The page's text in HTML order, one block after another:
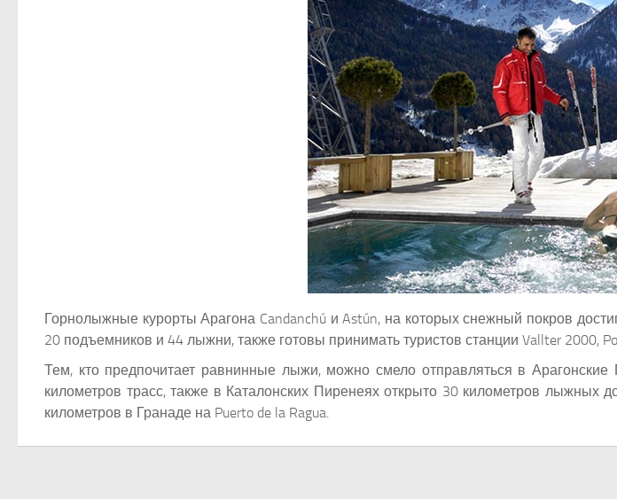
Горнолыжные курорты Арагона Candanchú и Astún, на которых снежный покров
20 подъемников и 44 лыжни, также готовы принимать туристов станции Vallter 2000,
Тем, кто предпочитает равнинные лыжи, можно смело отправляться в
километров трасс, также в Каталонских Пиренеях открыто 30 километров лыжных
километров в Гранаде на Puerto de la Ragua.